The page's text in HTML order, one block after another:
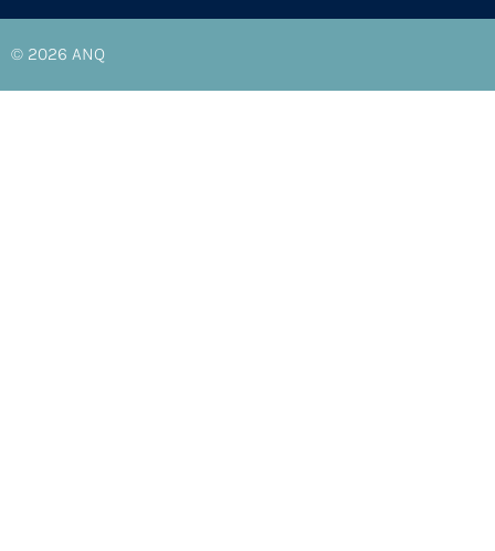
© 2026 ANQ